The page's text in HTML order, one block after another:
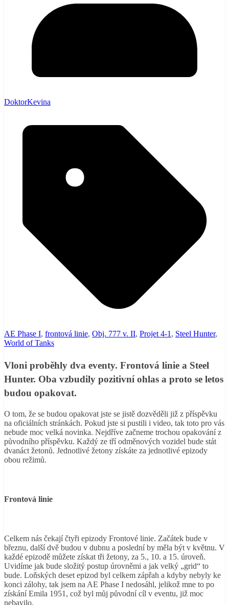
DoktorKevina
AE Phase I, frontová linie, Obj. 777 v. II, Projet 4-1 , Steel Hunter,
World of Tanks
Vloni proběhly dva eventy. Frontová linie a Steel
Hunter. Oba vzbudily pozitivní ohlas a proto se letos
budou opakovat.
O tom, že se budou opakovat jste se jistě dozvěděli již z příspěvku
na oficiálních stránkách. Pokud jste si pustili i video, tak toto pro vás
nebude moc velká novinka. Nejdříve začneme trochou opakování z
původního příspěvku. Každý ze tří odměnových vozidel bude stát
dvanáct žetonů. Jednotlivé žetony získáte za jednotlivé epizody
obou režimů.
Frontová linie
Celkem nás čekají čtyři epizody Frontové linie. Začátek bude v
březnu, další dvě budou v dubnu a poslední by měla být v květnu. V
každé epizodě můžete získat tři žetony, za 5., 10. a 15. úroveň.
Uvidíme jak bude složitý postup úrovněmi a jak velký „grid“ to
bude. Loňských deset epizod byl celkem zápřah a kdyby nebyly ke
konci zálohy, tak jsem na AE Phase I nedosáhl, jelikož mne to po
získání Emila 1951, což byl můj původní cíl v eventu, již moc
nebavilo.